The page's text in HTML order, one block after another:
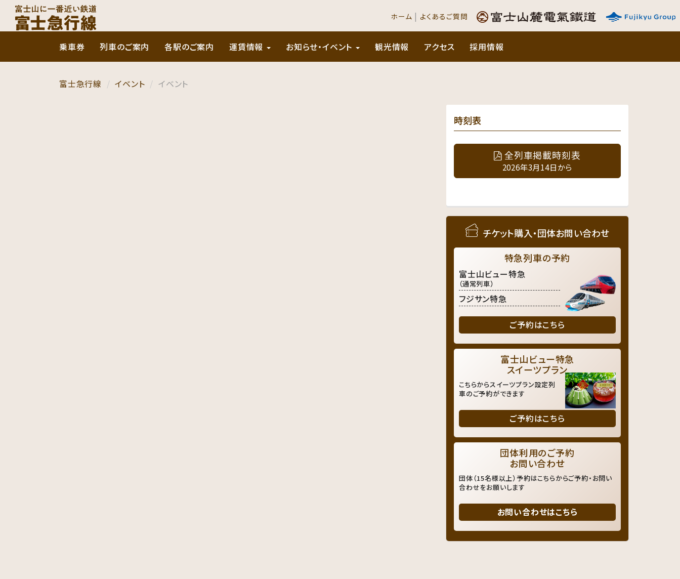
ホーム | よくあるご質問
乗車券 列車のご案内 各駅のご案内 運賃情報 お知らせ・イベント 観光情報 アクセス 採用情報
富士急行線 イベント イベント
時刻表
全列車掲載時刻表
2026年3月14日から
チケット購入・団体お問い合わせ
特急列車の予約
富士山ビュー特急
（通常列車）
フジサン特急
ご予約はこちら
富士山ビュー特急
スイーツプラン
こちらからスイーツプラン設定列
車のご予約ができます
ご予約はこちら
団体利用のご予約
お問い合わせ
団体（15名様以上）予約はこちらからご予約・お問い
合わせをお願いします
お問い合わせはこちら